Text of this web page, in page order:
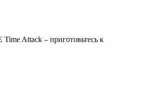
Attack – приготовьтесь к